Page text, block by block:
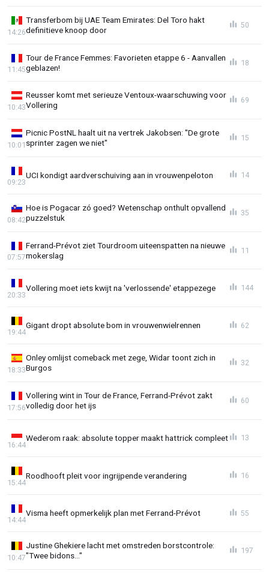
Transferbom bij UAE Team Emirates: Del Toro hakt
definitieve knoop door
14:26
50
Tour de France Femmes: Favorieten etappe 6 - Aanvallen
geblazen!
11:45
18
Reusser komt met serieuze Ventoux-waarschuwing voor
Vollering
10:43
69
Picnic PostNL haalt uit na vertrek Jakobsen: "De grote
sprinter zagen we niet"
10:01
15
UCI kondigt aardverschuiving aan in vrouwenpeloton
09:23
14
Hoe is Pogacar zó goed? Wetenschap onthult opvallend
puzzelstuk
08:42
35
Ferrand-Prévot ziet Tourdroom uiteenspatten na nieuwe
mokerslag
07:57
11
Vollering moet iets kwijt na 'verlossende' etappezege
20:33
144
Gigant dropt absolute bom in vrouwenwielrennen
19:44
62
Onley omlijst comeback met zege, Widar toont zich in
Burgos
18:33
32
Vollering wint in Tour de France, Ferrand-Prévot zakt
volledig door het ijs
17:56
60
Wederom raak: absolute topper maakt hattrick compleet
16:44
13
Roodhooft pleit voor ingrijpende verandering
15:44
16
Visma heeft opmerkelijk plan met Ferrand-Prévot
14:44
55
Justine Ghekiere lacht met omstreden borstcontrole:
"Twee bidons..."
10:47
197